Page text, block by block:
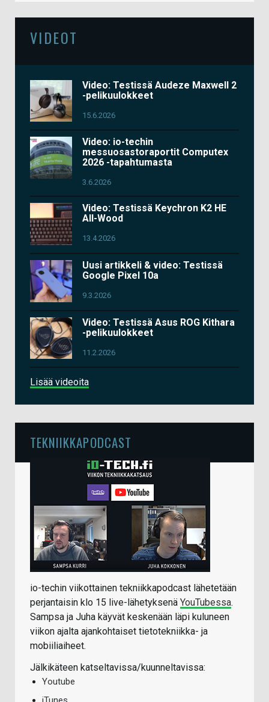
VIDEOT
Video: Testissä Audeze Maxwell 2
-pelikuulokkeet
15.6.2026
Video: io-techin
messuosastoraportit Computex
2026 -tapahtumasta
3.6.2026
Video: Testissä Keychron K2 HE
All-Wood
13.4.2026
Uusi artikkeli & video: Testissä
Google Pixel 10a
9.3.2026
Video: Testissä Asus ROG Kithara
-pelikuulokkeet
11.2.2026
Lisää videoita
TEKNIIKKAPODCAST
io-techin viikottainen tekniikkapodcast lähetetään
perjantaisin klo 15 live-lähetyksenä YouTubessa.
Sampsa ja Juha käyvät keskenään läpi kuluneen
viikon ajalta ajankohtaiset tietotekniikka- ja
mobiiliaiheet.
Jälkikäteen katseltavissa/kuunneltavissa:
Youtube